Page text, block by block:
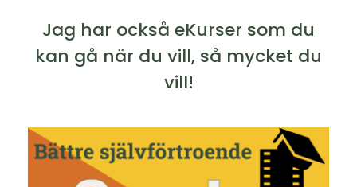
Jag har också eKurser som du
kan gå när du vill, så mycket du
vill!